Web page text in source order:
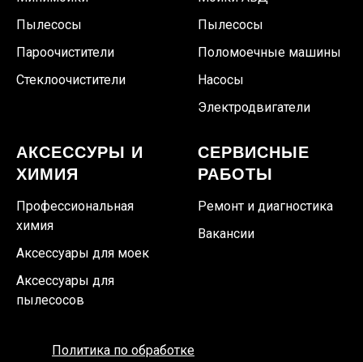
Пылесосы
Пароочистители
Стеклоочистители
Пылесосы
Поломоечные машины
Насосы
Электродвигатели
АКСЕССУРЫ И
ХИМИЯ
Профессиональная
химия
Аксессуары для моек
Аксессуары для
пылесосов
СЕРВИСНЫЕ
РАБОТЫ
Ремонт и диагностика
Вакансии
Политика по обработке